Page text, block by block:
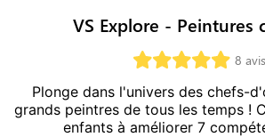
VS Explore - Peintures
8 avis
Plonge dans l'univers des chefs-
grands peintres de tous les temps !
enfants à améliorer 7